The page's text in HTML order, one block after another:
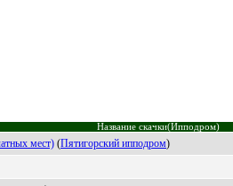
Название скачки(Ипподром)
мест) (Пятигоpcкий ипподpом)